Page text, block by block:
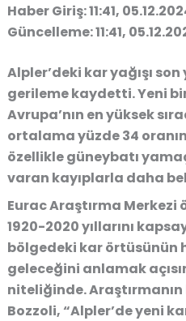
Haber Giriş: 11:41,
Güncelleme: 11:41,
Alpler’deki kar yağışı
gerileme kaydetti. Yeni
Avrupa’nın en yüksek
ortalama yüzde 34
özellikle güneybatı
varan kayıplarla daha
Eurac Araştırma Merkezi
1920-2020 yıllarını
bölgedeki kar örtüsünün
geleceğini anlamak
niteliğinde. Araştırmanın
Bozzoli, “Alpler’de yeni